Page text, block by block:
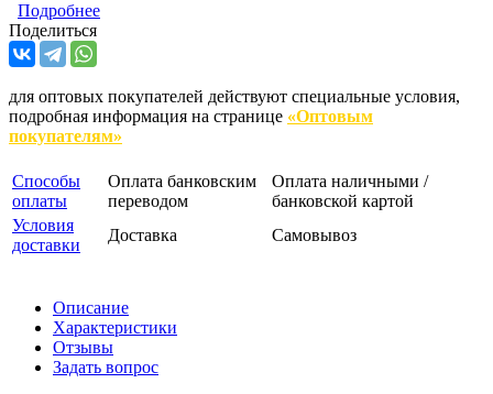
Подробнее
Поделиться
для оптовых покупателей действуют специальные условия,
подробная информация на странице «Оптовым
покупателям»
Способы
оплаты
Оплата банковским
переводом
Оплата наличными /
банковской картой
Условия
доставки
Доставка Самовывоз
Описание
Характеристики
Отзывы
Задать вопрос